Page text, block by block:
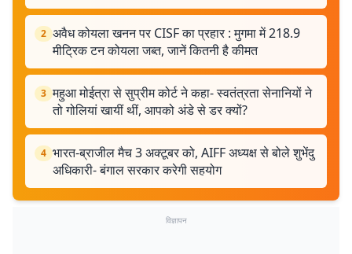
2 अवैध कोयला खनन पर CISF का प्रहार : मुगमा में 218.9
मीट्रिक टन कोयला जब्त, जानें कितनी है कीमत
3 महुआ मोईत्रा से सुप्रीम कोर्ट ने कहा- स्वतंत्रता सेनानियों ने
तो गोलियां खायीं थीं, आपको अंडे से डर क्यों?
4 भारत-ब्राजील मैच 3 अक्टूबर को, AIFF अध्यक्ष से बोले शुभेंदु
अधिकारी- बंगाल सरकार करेगी सहयोग
विज्ञापन